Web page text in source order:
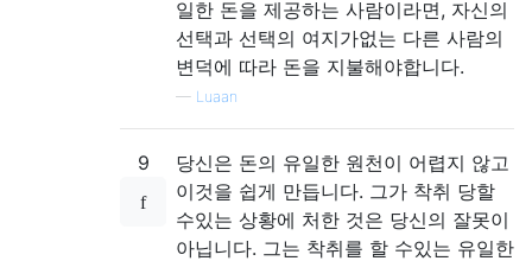
일한 돈을 제공하는 사람이라면, 자신의
선택과 선택의 여지가없는 다른 사람의
변덕에 따라 돈을 지불해야합니다.
— Luaan
9
당신은 돈의 유일한 원천이 어렵지 않고
이것을 쉽게 만듭니다. 그가 착취 당할
수있는 상황에 처한 것은 당신의 잘못이
아닙니다. 그는 착취를 할 수있는 유일한